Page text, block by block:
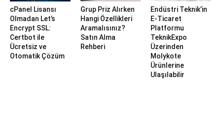
cPanel Lisansı
Olmadan Let’s
Encrypt SSL:
Certbot ile
Ücretsiz ve
Otomatik Çözüm
Grup Priz Alırken
Hangi Özellikleri
Aramalısınız?
Satın Alma
Rehberi
Endüstri Teknik’in
E-Ticaret
Platformu
TeknikExpo
Üzerinden
Molykote
Ürünlerine
Ulaşılabilir